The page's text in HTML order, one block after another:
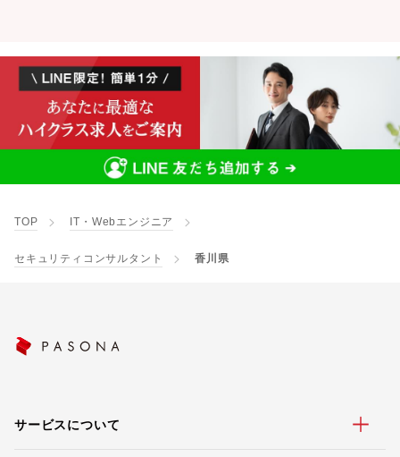
TOP IT・Webエンジニア
セキュリティコンサルタント 香川県
サービスについて